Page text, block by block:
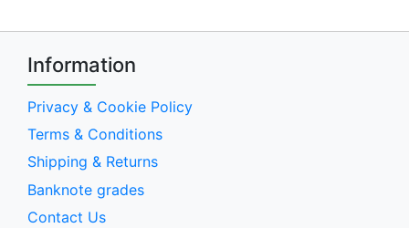
Information
Privacy & Cookie Policy
Terms & Conditions
Shipping & Returns
Banknote grades
Contact Us